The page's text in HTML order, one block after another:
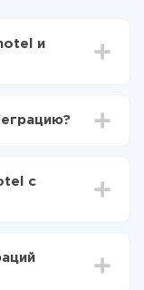
и
из Binotel в
30-минут. В
с
количество
из одной